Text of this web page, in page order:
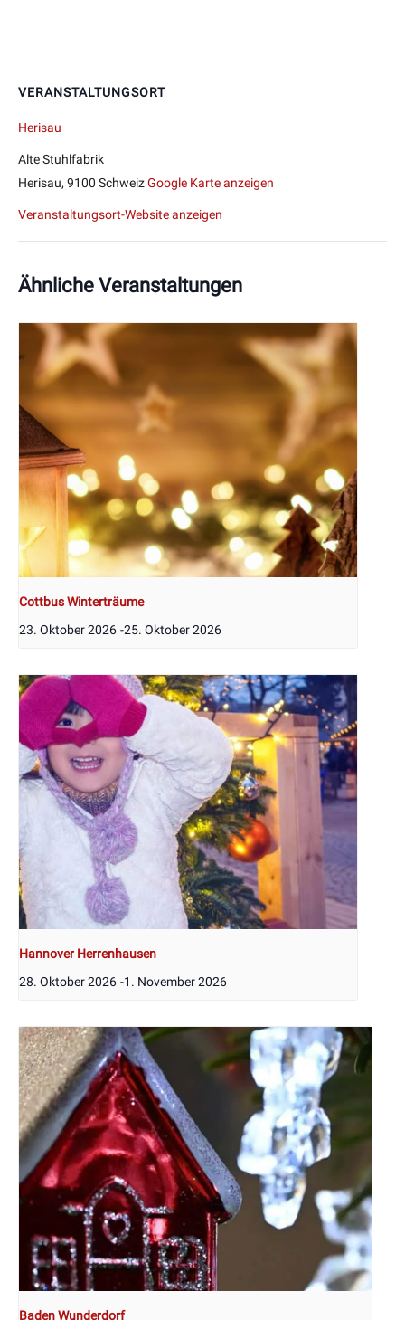
VERANSTALTUNGSORT
Herisau
Alte Stuhlfabrik
Herisau, 9100 SchweizGoogle Karte anzeigen
Veranstaltungsort-Website anzeigen
Ähnliche Veranstaltungen
Cottbus Winterträume
23. Oktober 2026 -25. Oktober 2026
Hannover Herrenhausen
28. Oktober 2026 -1. November 2026
Baden Wunderdorf